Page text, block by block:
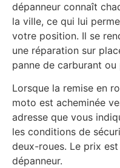
dépanneur connaît
la ville, ce qui lui
votre position. Il se
une réparation sur
panne de carburant
Lorsque la remise en
moto est acheminée
adresse que vous
les conditions de
deux-roues. Le prix
dépanneur.